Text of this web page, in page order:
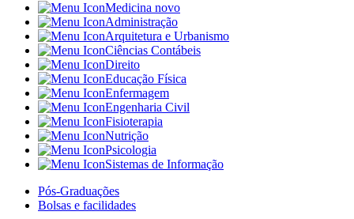
Medicina novo
Administração
Arquitetura e Urbanismo
Ciências Contábeis
Direito
Educação Física
Enfermagem
Engenharia Civil
Fisioterapia
Nutrição
Psicologia
Sistemas de Informação
Pós-Graduações
Bolsas e facilidades